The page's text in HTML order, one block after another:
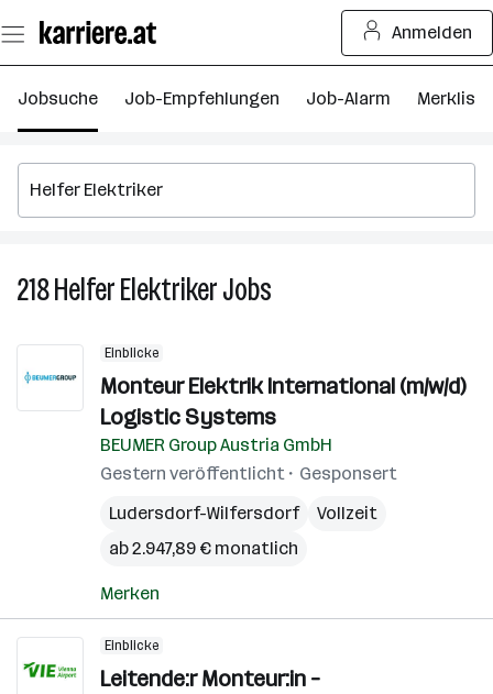
Seiteninhalt
springen
Anmelden
Jobsuche Job-Empfehlungen Job-Alarm Merkliste
218Helfer ElektrikerJobs
Einblicke
Monteur Elektrik International (m/w/d)
Logistic Systems
BEUMER Group Austria GmbH
Gestern veröffentlicht
Gesponsert
Ludersdorf-Wilfersdorf
Vollzeit
ab 2.947,89 € monatlich
Merken
Einblicke
Leitende:r Monteur:in –